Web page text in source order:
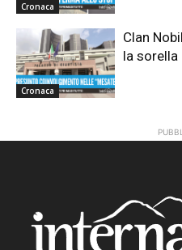
Cronaca
Cronaca
Clan
la sorella